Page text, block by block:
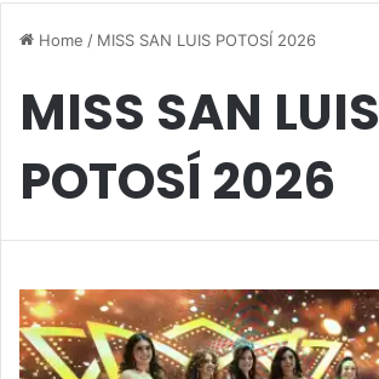
Home / MISS SAN LUIS POTOSÍ 2026
MISS SAN LUIS
POTOSÍ 2026